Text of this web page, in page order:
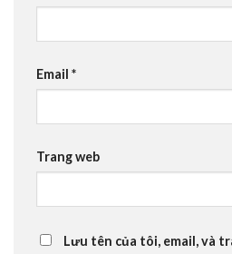
Email *
Trang web
Lưu tên của tôi, email, và